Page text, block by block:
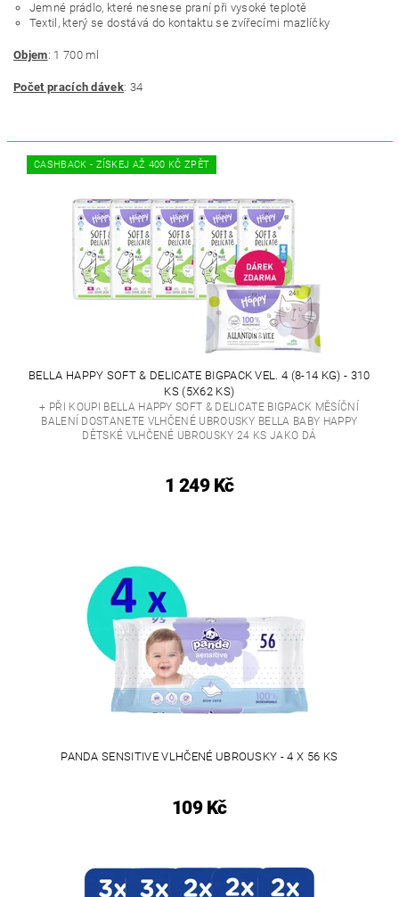
Jemné prádlo, které nesnese praní při vysoké teplotě
Textil, který se dostává do kontaktu se zvířecími mazlíčky
Objem: 1 700 ml
Počet pracích dávek: 34
CASHBACK - ZÍSKEJ AŽ 400 KČ ZPĚT
BELLA HAPPY SOFT & DELICATE BIGPACK VEL. 4 (8-14 KG) - 310
KS (5X62 KS)
+ PŘI KOUPI BELLA HAPPY SOFT & DELICATE BIGPACK MĚSÍČNÍ
BALENÍ DOSTANETE VLHČENÉ UBROUSKY BELLA BABY HAPPY
DĚTSKÉ VLHČENÉ UBROUSKY 24 KS JAKO DÁ
1 249 Kč
PANDA SENSITIVE VLHČENÉ UBROUSKY - 4 X 56 KS
109 Kč